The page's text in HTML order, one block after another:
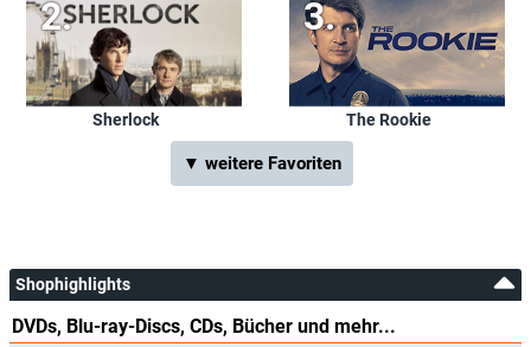
Sherlock The Rookie
▼ weitere Favoriten
Shophighlights
DVDs, Blu-ray-Discs, CDs, Bücher und mehr...